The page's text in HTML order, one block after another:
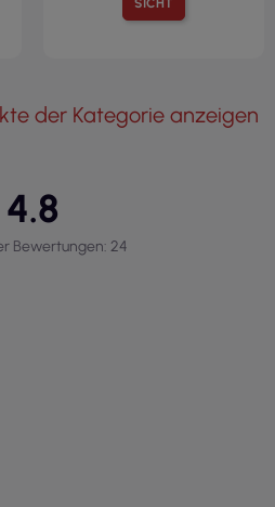
der Kategorie anzeigen
4.8
Bewertungen: 24